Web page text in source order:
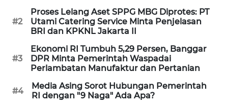
#2
Proses Lelang Aset SPPG MBG Diprotes: PT
Utami Catering Service Minta Penjelasan
BRI dan KPKNL Jakarta II
#3
Ekonomi RI Tumbuh 5,29 Persen, Banggar
DPR Minta Pemerintah Waspadai
Perlambatan Manufaktur dan Pertanian
#4
Media Asing Sorot Hubungan Pemerintah
RI dengan "9 Naga" Ada Apa?
SIDIKALANG
NEWS
SIBARAGAS
NEWS
METRO
SIANTAR